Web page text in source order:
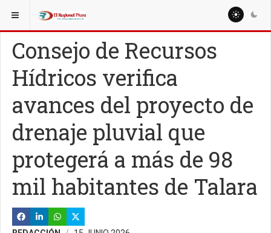
ESTÁ AQUÍ: REGIÓN PIURA
Consejo de Recursos
Hídricos verifica
avances del proyecto de
drenaje pluvial que
protegerá a más de 98
mil habitantes de Talara